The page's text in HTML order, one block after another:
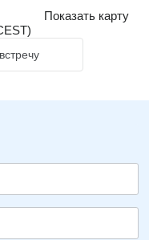
Показать карту